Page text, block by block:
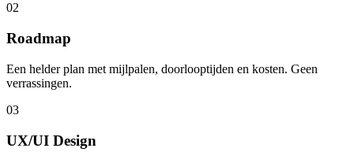
02
Roadmap
Een helder plan met mijlpalen, doorlooptijden en kosten. Geen
verrassingen.
03
UX/UI Design